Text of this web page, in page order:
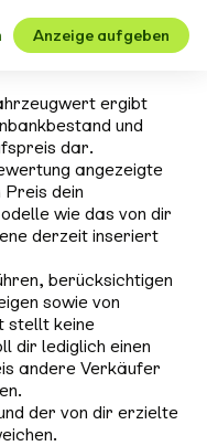
Anzeige aufgeben
ergibt
und
dar.
angezeigte
dein
wie das von dir
derzeit inseriert
berücksichtigen
sowie von
stellt keine
dir lediglich einen
andere Verkäufer
der von dir erzielte